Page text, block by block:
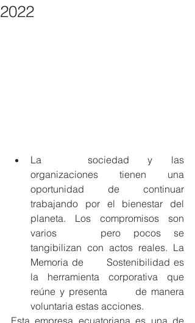
2022
La 	sociedad y las
organizaciones tienen una
oportunidad de continuar
trabajando por el bienestar del
planeta. Los compromisos son
varios 	pero pocos se
tangibilizan con actos reales. La
Memoria de 	Sostenibilidad es
la herramienta corporativa que
reúne y presenta 	de manera
voluntaria estas acciones.